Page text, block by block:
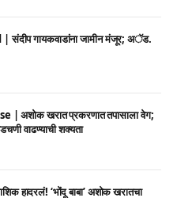
गायकवाडांना जामीन मंजूर; अॅड.
अशोक खरात प्रकरणात तपासाला वेग;
वाढण्याची शक्यता
हादरलं! ‘भोंदू बाबा’ अशोक खरातचा